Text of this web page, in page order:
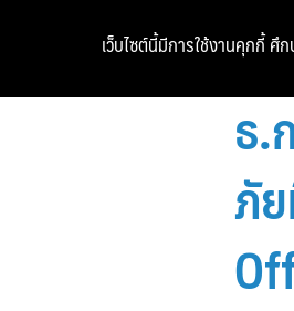
ธ.
ภั
เว็บไซต์นี้มีการใช้งานคุกกี้ ศึ